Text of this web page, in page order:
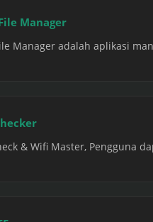
Manager
Manager adalah aplikasi
& Wifi Master, Pengguna